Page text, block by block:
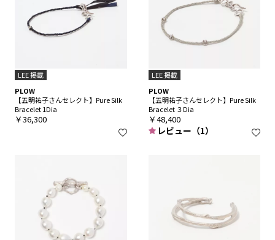
LEE 掲載
PLOW
【五明祐子さんセレクト】Pure Silk
Bracelet 1Dia
￥36,300
LEE 掲載
PLOW
【五明祐子さんセレクト】Pure Silk
Bracelet ３Dia
￥48,400
レビュー（1）